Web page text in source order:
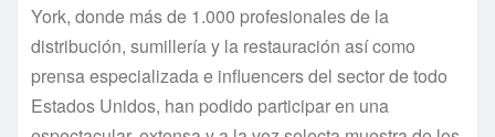
York, donde más de 1.000 profesionales de la
distribución, sumillería y la restauración así como
prensa especializada e influencers del sector de todo
Estados Unidos, han podido participar en una